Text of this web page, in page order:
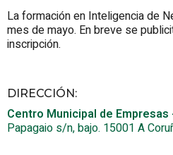
La formación en Inteligencia de
mes de mayo. En breve se
inscripción.
DIRECCIÓN:
Centro Municipal de
Papagaio s/n, bajo. 15001 A